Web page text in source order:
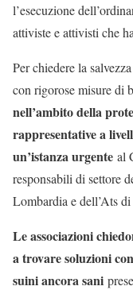
l’esecuzione
attiviste e attivisti che
Per chiedere la
con rigorose misure di
nell’ambito della
rappresentative a
un’istanza urgente al
responsabili di settore
Lombardia e dell’Ats
Le associazioni
a trovare soluzioni
suini ancora sani